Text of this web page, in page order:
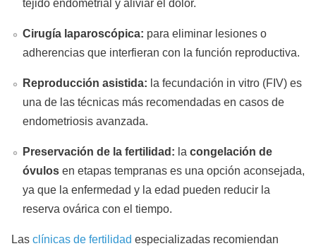
tejido endometrial y aliviar el dolor.
Cirugía laparoscópica: para eliminar lesiones o
adherencias que interfieran con la función reproductiva.
Reproducción asistida: la fecundación in vitro (FIV) es
una de las técnicas más recomendadas en casos de
endometriosis avanzada.
Preservación de la fertilidad: la congelación de
óvulos en etapas tempranas es una opción aconsejada,
ya que la enfermedad y la edad pueden reducir la
reserva ovárica con el tiempo.
Las clínicas de fertilidad especializadas recomiendan